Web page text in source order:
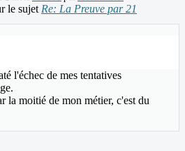
le sujet Re: La Preuve par 21
l'échec de mes tentatives
la moitié de mon métier, c'est du